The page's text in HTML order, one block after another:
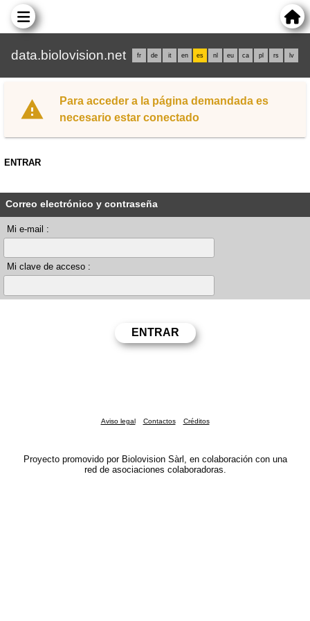
data.biolovision.net fr de it en es nl eu ca pl rs lv
Para acceder a la página demandada es
necesario estar conectado
ENTRAR
Correo electrónico y contraseña
Mi e-mail :
Mi clave de acceso :
Aviso legal Contactos Créditos
Proyecto promovido por Biolovision Sàrl, en colaboración con una
red de asociaciones colaboradoras.